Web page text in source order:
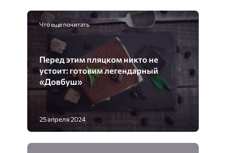
Что еще почитать
Перед этим пляцком никто не
устоит: готовим легендарный
«Довбуш»
25 апреля 2024